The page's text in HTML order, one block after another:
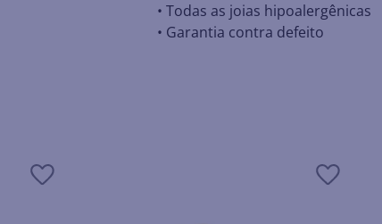
• Todas as joias hipoalergênicas
• Garantia contra defeito